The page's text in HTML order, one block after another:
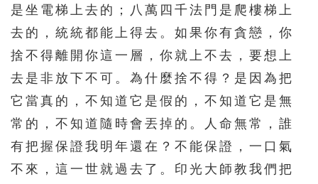
是坐電梯上去的；八萬四千法門是爬樓梯上
去的，統統都能上得去。如果你有貪戀，你
捨不得離開你這一層，你就上不去，要想上
去是非放下不可。為什麼捨不得？是因為把
它當真的，不知道它是假的，不知道它是無
常的，不知道隨時會丟掉的。人命無常，誰
有把握保證我明年還在？不能保證，一口氣
不來，這一世就過去了。印光大師教我們把